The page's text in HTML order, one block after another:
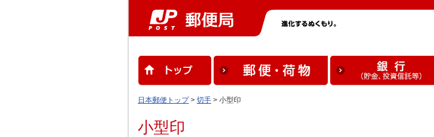
日本郵便トップ> 切手 > 小型印
小型印